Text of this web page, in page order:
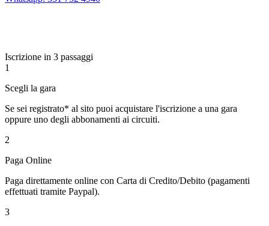
Iscrizione in 3 passaggi
1
Scegli la gara
Se sei registrato* al sito puoi acquistare l'iscrizione a una gara
oppure uno degli abbonamenti ai circuiti.
2
Paga Online
Paga direttamente online con Carta di Credito/Debito (pagamenti
effettuati tramite Paypal).
3